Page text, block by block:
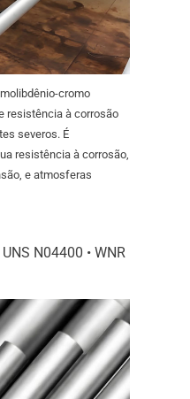
cromo
resistência à corrosão
severos. É
resistência à corrosão,
e atmosferas
N04400 • WNR